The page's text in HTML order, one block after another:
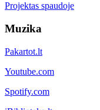
Projektas spaudoje
Muzika
Pakartot.lt
Youtube.com
Spotify.com